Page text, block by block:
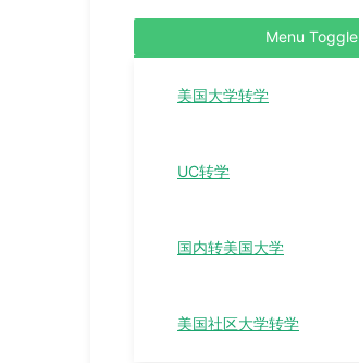
Menu Toggle
美国大学转学
UC转学
国内转美国大学
美国社区大学转学